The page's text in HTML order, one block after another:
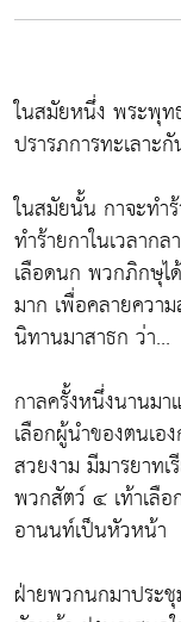
ในสมัยหนึ่ง พระพุท
ปรารภการทะเลาะ
ในสมัยนั้น กาจะทำ
ทำร้ายกาในเวลาก
เลือดนก พวกภิกษุไ
มาก เพื่อคลายควา
นิทานมาสาธก ว่า...
กาลครั้งหนึ่งนานม
เลือกผู้นำของตนเ
สวยงาม มีมารยาท
พวกสัตว์ ๔ เท้าเลื
อานนท์เป็นหัวหน้า
ฝ่ายพวกนกมาประ